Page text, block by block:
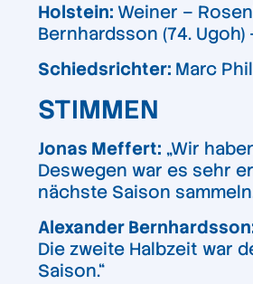
Holstein: Weiner –
Bernhardsson (74. Ugoh)
Schiedsrichter: Marc
STIMMEN
Jonas Meffert: „Wir
Deswegen war es sehr
nächste Saison
Alexander
Die zweite Halbzeit war
Saison.“